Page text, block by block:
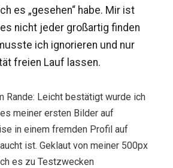
es „gesehen“ habe. Mir ist
nicht jeder großartig finden
ich ignorieren und nur
freien Lauf lassen.
Rande: Leicht bestätigt wurde ich
meiner ersten Bilder auf
in einem fremden Profil auf
ist. Geklaut von meiner 500px
es zu Testzwecken